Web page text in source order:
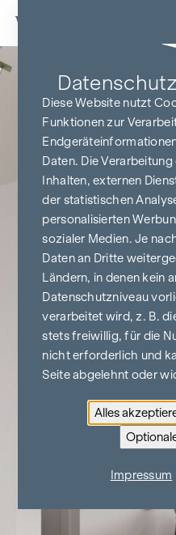
Zum Inhalt springen
Diese Website nutzt
Funktionen zur
Daten. Die
Inhalten, externen
der statistischen
personalisierten
sozialer Medien. Je
Daten an Dritte
Ländern, in denen kein
Datenschutzniveau
verarbeitet wird, z. B.
stets freiwillig, für die
nicht erforderlich und
Seite abgelehnt oder
Alles
Impressum